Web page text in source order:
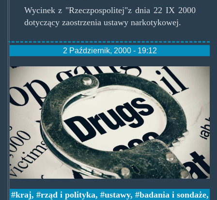
Wycinek z "Rzeczpospolitej"z dnia 22 IX 2000
dotyczący zaostrzenia ustawy narkotykowej.
2 Październik, 2000 - 19:12
war-
on-
drugs.jpg
kraj, rząd i polityka, ustawy, badania i sondaże,